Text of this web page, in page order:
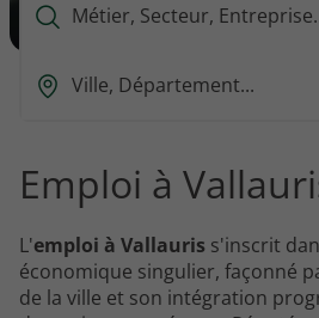
Que
vous
rechercher
Ou
vous
voulez
rechercher
?
Emploi à
L'emploi à Vallauris s'inscrit
économique singulier, façonné
de la ville et son intégration